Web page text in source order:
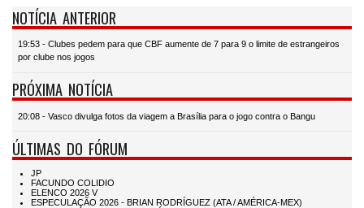
NOTÍCIA ANTERIOR
19:53 - Clubes pedem para que CBF aumente de 7 para 9 o limite de estrangeiros
por clube nos jogos
PRÓXIMA NOTÍCIA
20:08 - Vasco divulga fotos da viagem a Brasília para o jogo contra o Bangu
ÚLTIMAS DO FÓRUM